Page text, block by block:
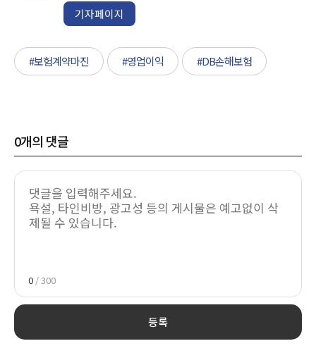
기자페이지
#보험계약마진 #영업이익 #DB손해보험
0개의 댓글
0 / 300
등록